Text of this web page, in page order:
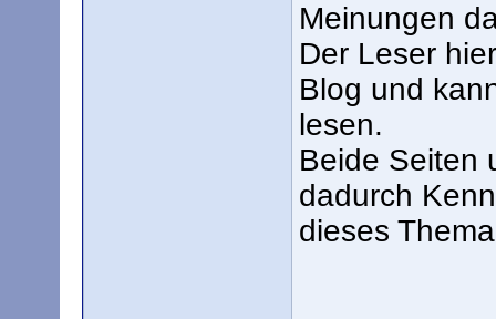
Meinungen
Der Leser
Blog und
lesen.
Beide Seiten
dadurch
dieses